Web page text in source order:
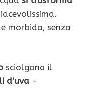
morbida, senza
sciolgono il
d’uva -